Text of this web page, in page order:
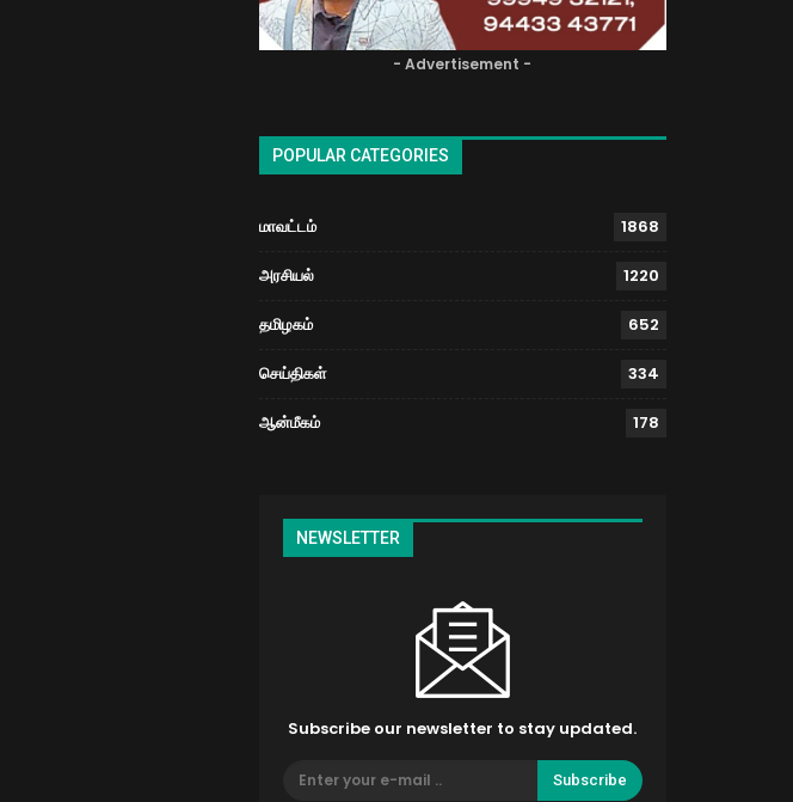
- Advertisement -
POPULAR CATEGORIES
மாவட்டம் 1868
அரசியல் 1220
தமிழகம் 652
செய்திகள் 334
ஆன்மீகம் 178
NEWSLETTER
Subscribe our newsletter to stay updated.
Subscribe